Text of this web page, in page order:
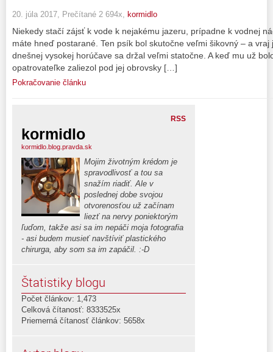
20. júla 2017, Prečítané 2 694x, kormidlo
Niekedy stačí zájsť k vode k nejakému jazeru, prípadne k vodnej
máte hneď postarané. Ten psík bol skutočne veľmi šikovný – a
dnešnej vysokej horúčave sa držal veľmi statočne. A keď mu už
opatrovateľke zaliezol pod jej obrovsky […]
Pokračovanie článku
RSS
kormidlo
kormidlo.blog.pravda.sk
Mojim životným krédom je
spravodlivosť a tou sa
snažím riadiť. Ale v
poslednej dobe svojou
otvorenosťou už začínam
liezť na nervy poniektorým
ľuďom, takže asi sa im nepáči moja fotografia
- asi budem musieť navštíviť plastického
chirurga, aby som sa im zapáčil. :-D
Štatistiky blogu
Počet článkov: 1,473
Celková čítanosť: 8333525x
Priemerná čítanosť článkov: 5658x